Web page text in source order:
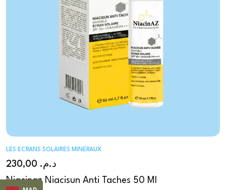
LES ECRANS SOLAIRES MINERAUX
Niacinaz Niacisun Anti Taches 50 Ml
د.م.